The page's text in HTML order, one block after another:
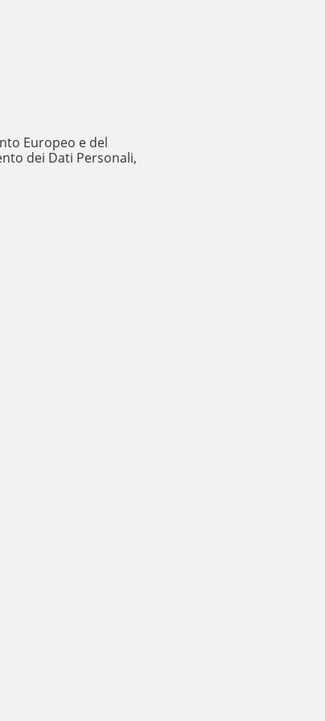
Europeo e del
dei Dati Personali,